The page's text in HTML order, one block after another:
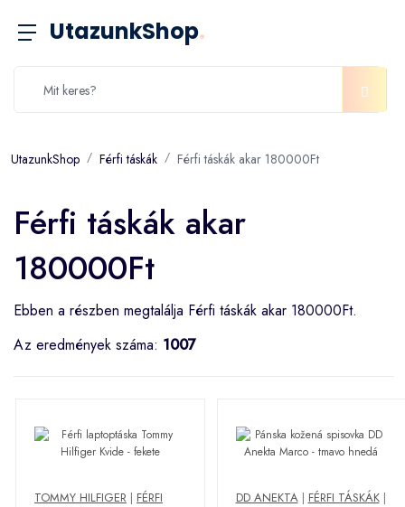
UtazunkShop.
UtazunkShop Férfi táskák Férfi táskák akar 180000Ft
Férfi táskák akar
180000Ft
Ebben a részben megtalálja Férfi táskák akar 180000Ft.
Az eredmények száma: 1007
TOMMY HILFIGER | FÉRFI
DD ANEKTA| FÉRFI TÁSKÁK|